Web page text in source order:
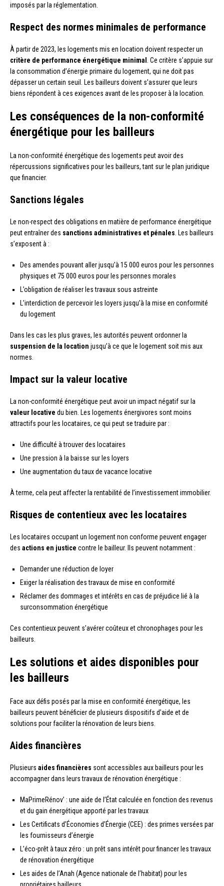
imposés par la réglementation.
Respect des normes minimales de performance
À partir de 2023, les logements mis en location doivent respecter un
critère de performance énergétique minimal
. Ce critère s’appuie sur
la consommation d’énergie primaire du logement, qui ne doit pas
dépasser un certain seuil. Les bailleurs doivent s’assurer que leurs
biens répondent à ces exigences avant de les proposer à la location.
Les conséquences de la non-conformité
énergétique pour les bailleurs
La non-conformité énergétique des logements peut avoir des
répercussions significatives pour les bailleurs, tant sur le plan juridique
que financier.
Sanctions légales
Le non-respect des obligations en matière de performance énergétique
peut entraîner des sanctions administratives et pénales . Les bailleurs
s’exposent à :
Des amendes pouvant aller jusqu’à 15 000 euros pour les personnes
physiques et 75 000 euros pour les personnes morales
L’obligation de réaliser les travaux sous astreinte
L’interdiction de percevoir les loyers jusqu’à la mise en conformité
du logement
Dans les cas les plus graves, les autorités peuvent ordonner la
suspension de la location jusqu’à ce que le logement soit mis aux
normes.
Impact sur la valeur locative
La non-conformité énergétique peut avoir un impact négatif sur la
valeur locative du bien. Les logements énergivores sont moins
attractifs pour les locataires, ce qui peut se traduire par :
Une difficulté à trouver des locataires
Une pression à la baisse sur les loyers
Une augmentation du taux de vacance locative
À terme, cela peut affecter la rentabilité de l’investissement immobilier.
Risques de contentieux avec les locataires
Les locataires occupant un logement non conforme peuvent engager
des actions en justice contre le bailleur. Ils peuvent notamment :
Demander une réduction de loyer
Exiger la réalisation des travaux de mise en conformité
Réclamer des dommages et intérêts en cas de préjudice lié à la
surconsommation énergétique
Ces contentieux peuvent s’avérer coûteux et chronophages pour les
bailleurs.
Les solutions et aides disponibles pour
les bailleurs
Face aux défis posés par la mise en conformité énergétique, les
bailleurs peuvent bénéficier de plusieurs dispositifs d’aide et de
solutions pour faciliter la rénovation de leurs biens.
Aides financières
Plusieurs aides financières sont accessibles aux bailleurs pour les
accompagner dans leurs travaux de rénovation énergétique :
MaPrimeRénov’ : une aide de l’État calculée en fonction des revenus
et du gain énergétique apporté par les travaux
Les Certificats d’Économies d’Énergie (CEE) : des primes versées par
les fournisseurs d’énergie
L’éco-prêt à taux zéro : un prêt sans intérêt pour financer les travaux
de rénovation énergétique
Les aides de l’Anah (Agence nationale de l’habitat) pour les